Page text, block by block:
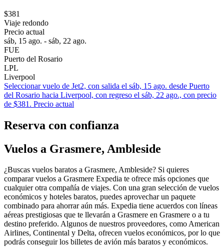
$381
Viaje redondo
Precio actual
sáb, 15 ago. - sáb, 22 ago.
FUE
Puerto del Rosario
LPL
Liverpool
Seleccionar vuelo de Jet2, con salida el sáb, 15 ago. desde Puerto
del Rosario hacia Liverpool, con regreso el sáb, 22 ago., con precio
de $381. Precio actual
Reserva con confianza
Vuelos a Grasmere, Ambleside
¿Buscas vuelos baratos a Grasmere, Ambleside? Si quieres
comparar vuelos a Grasmere Expedia te ofrece más opciones que
cualquier otra compañía de viajes. Con una gran selección de vuelos
económicos y hoteles baratos, puedes aprovechar un paquete
combinado para ahorrar aún más. Expedia tiene acuerdos con líneas
aéreas prestigiosas que te llevarán a Grasmere en Grasmere o a tu
destino preferido. Algunos de nuestros proveedores, como American
Airlines, Continental y Delta, ofrecen vuelos económicos, por lo que
podrás conseguir los billetes de avión más baratos y económicos.